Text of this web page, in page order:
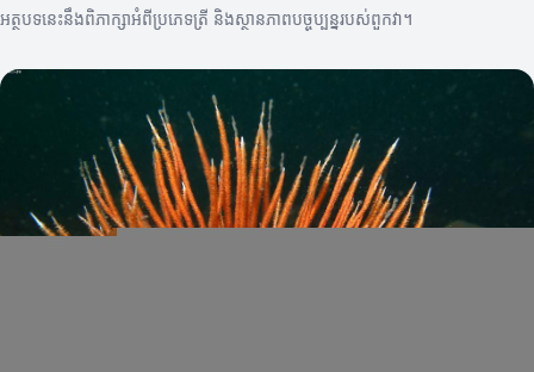
អត្ថបទនេះនឹងពិភាក្សាអំពីប្រភេទត្រី និងស្ថានភាពបច្ចុប្បន្នរបស់ពួកវា។